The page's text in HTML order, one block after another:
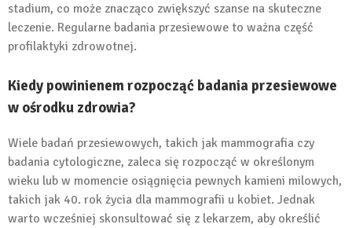
stadium, co może znacząco zwiększyć szanse na skuteczne
leczenie. Regularne badania przesiewowe to ważna część
profilaktyki zdrowotnej.
Kiedy powinienem rozpocząć badania przesiewowe
w ośrodku zdrowia?
Wiele badań przesiewowych, takich jak mammografia czy
badania cytologiczne, zaleca się rozpocząć w określonym
wieku lub w momencie osiągnięcia pewnych kamieni milowych,
takich jak 40. rok życia dla mammografii u kobiet. Jednak
warto wcześniej skonsultować się z lekarzem, aby określić